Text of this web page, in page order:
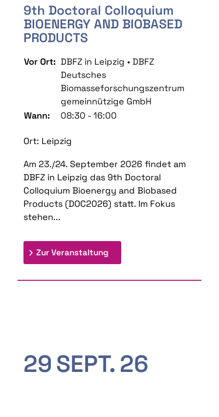
9th Doctoral Colloquium
BIOENERGY AND BIOBASED
PRODUCTS
Vor Ort: DBFZ in Leipzig • DBFZ
Deutsches
Biomasseforschungszentrum
gemeinnützige GmbH
Wann:
08:30 - 16:00
Ort: Leipzig
Am 23./24. September 2026 findet am
DBFZ in Leipzig das 9th Doctoral
Colloquium Bioenergy and Biobased
Products (DOC2026) statt. Im Fokus
stehen...
Zur Veranstaltung
29SEPT. 26